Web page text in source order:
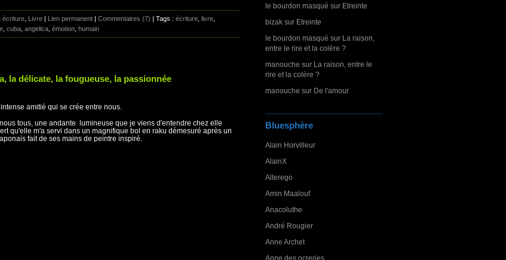
le bourdon masqué sur Etreinte
bizak sur Etreinte
le bourdon masqué sur La raison,
entre le rire et la colère ?
manouche sur La raison, entre le
rire et la colère ?
manouche sur De l'amour
Bluesphère
Alain Horvilleur
AlainX
Alterego
Amin Maalouf
Anacoluthe
André Rougier
Anne Archet
Anne des ocreries
écriture Livre | Lien permanent | Commentaires (7) | Tags : écriture livre
cuba angelica émotion humain
la délicate, la fougueuse, la passionnée
amitié qui se crée entre nous.
tous, une andante lumineuse que je viens d'entendre chez elle
qu'elle m'a servi dans un magnifique bol en raku démesuré après un
fait de ses mains de peintre inspiré.